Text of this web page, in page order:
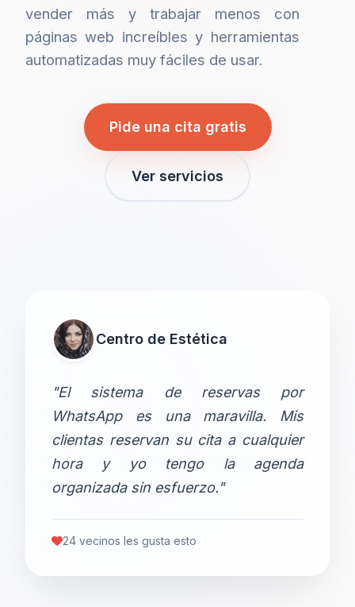
vender más y trabajar menos con
páginas web increíbles y herramientas
automatizadas muy fáciles de usar.
Pide una cita gratis
Ver servicios
Centro de Estética
"El sistema de reservas por
WhatsApp es una maravilla. Mis
clientas reservan su cita a cualquier
hora y yo tengo la agenda
organizada sin esfuerzo."
24 vecinos les gusta esto